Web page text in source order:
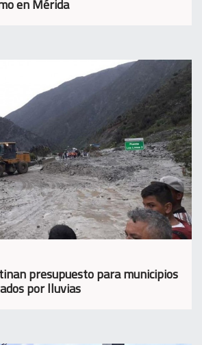
en Mérida
presupuesto para municipios
por lluvias